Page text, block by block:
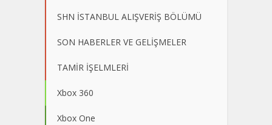
SHN İSTANBUL ALIŞVERİŞ BÖLÜMÜ
SON HABERLER VE GELİŞMELER
TAMİR İŞELMLERİ
Xbox 360
Xbox One